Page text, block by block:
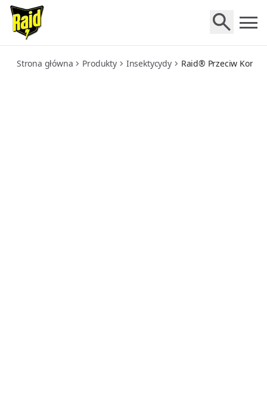
przeciw-komarom-bezzapachowy-wkladki-owadobojcze-
Strona główna Produkty Insektycydy Raid® Przeciw